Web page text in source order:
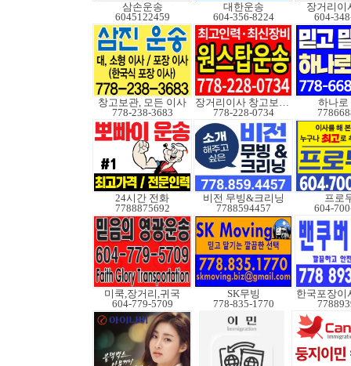
삼손운송
6045122459
대한운송
604-356-8224
장거리이
604-
창고보관, 모든 이사
778-238-3683
장거리이사 창고보관정크
778-228-0734
하나로
24시간 전화
7788875692
비전 무빙&크리닝
7788594457
프로
604-
미쿡,장거리,귀국
604-779-5709
SK무빙
778-835-1770